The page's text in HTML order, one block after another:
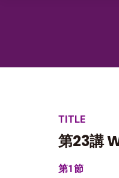
TITLE
第23講
第1節